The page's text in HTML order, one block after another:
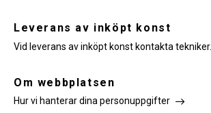
Leverans av inköpt konst
Vid leverans av inköpt konst kontakta tekniker.
Om webbplatsen
Hur vi hanterar dina personuppgifter